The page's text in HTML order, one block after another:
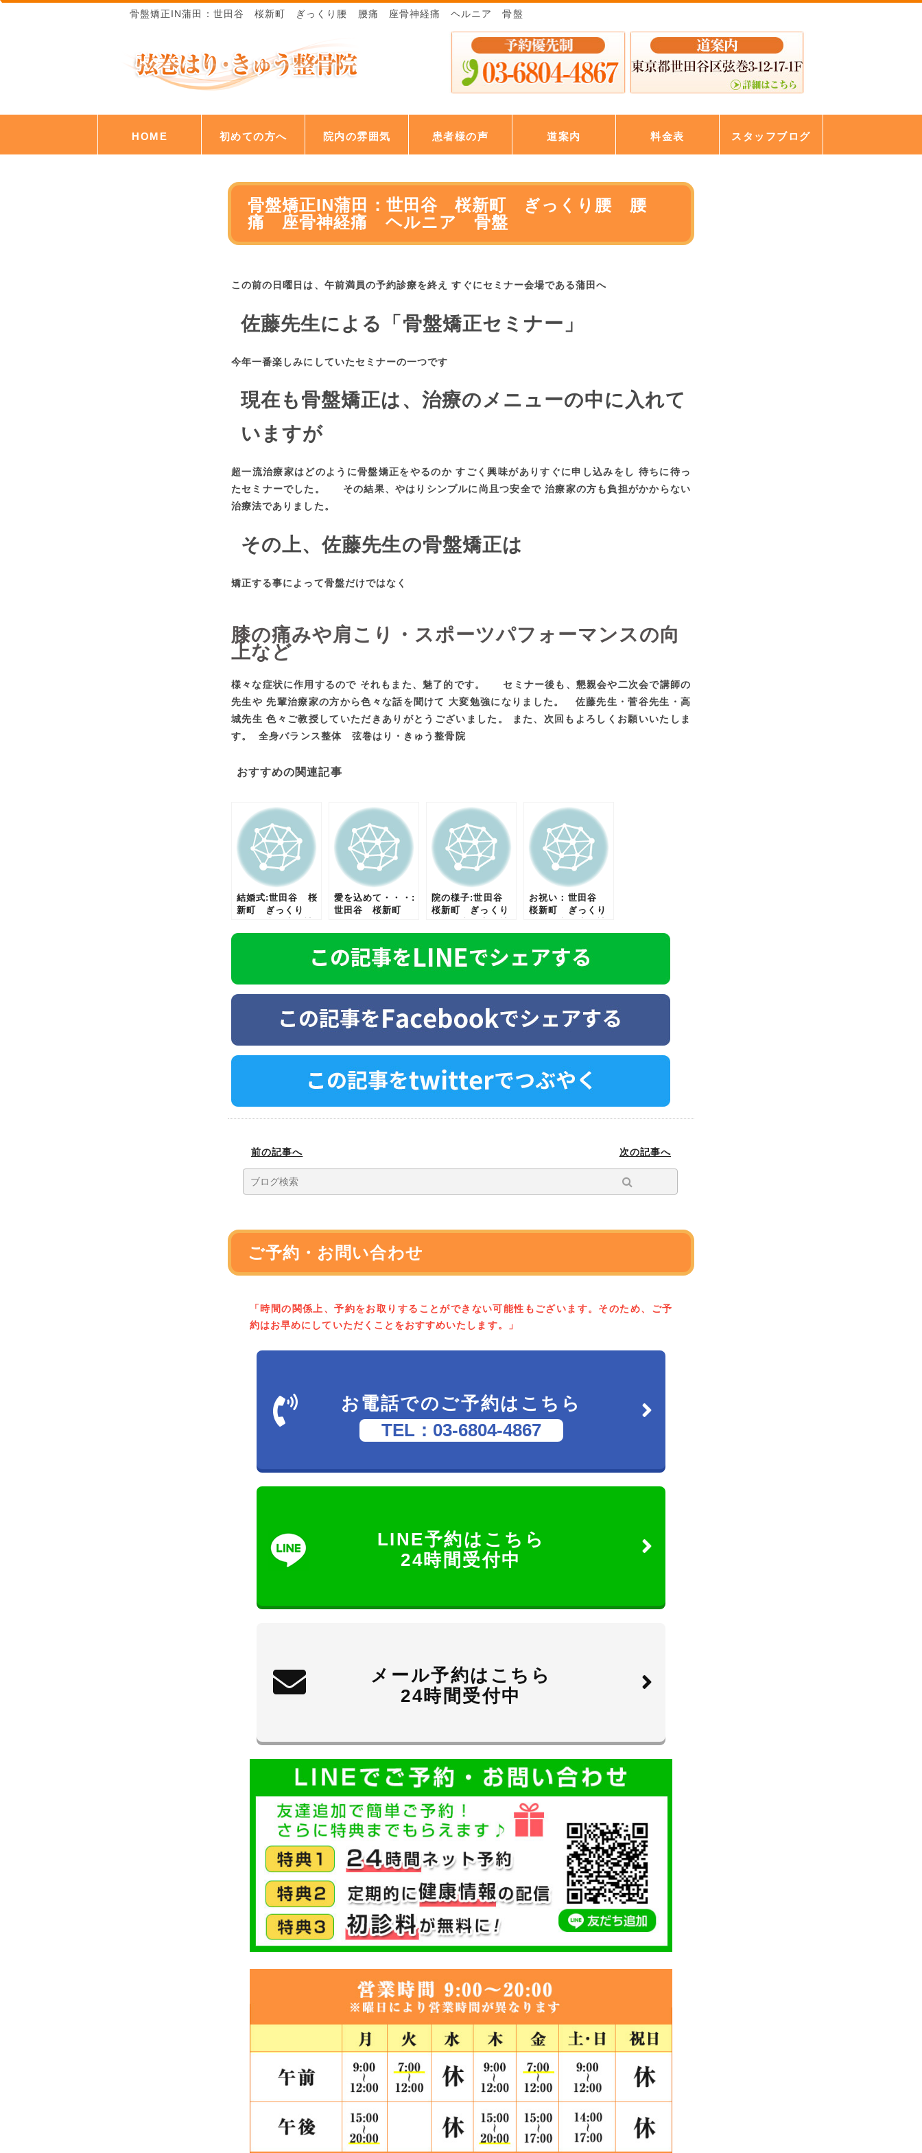
骨盤矯正IN蒲田：世田谷 桜新町 ぎっくり腰 腰痛 座骨神経痛 ヘルニア 骨盤
HOME 初めての方へ 院内の雰囲気 患者様の声 道案内 料金表 スタッフブログ
骨盤矯正IN蒲田：世田谷 桜新町 ぎっくり腰 腰
痛 座骨神経痛 ヘルニア 骨盤
この前の日曜日は、午前満員の予約診療を終え すぐにセミナー会場である蒲田へ
佐藤先生による「骨盤矯正セミナー」
今年一番楽しみにしていたセミナーの一つです
現在も骨盤矯正は、治療のメニューの中に入れて
いますが
超一流治療家はどのように骨盤矯正をやるのか すごく興味がありすぐに申し込みをし 待ちに待っ
たセミナーでした。 その結果、やはりシンプルに尚且つ安全で 治療家の方も負担がかからない
治療法でありました。
その上、佐藤先生の骨盤矯正は
矯正する事によって骨盤だけではなく
膝の痛みや肩こり・スポーツパフォーマンスの向
上など
様々な症状に作用するので それもまた、魅了的です。 セミナー後も、懇親会や二次会で講師の
先生や 先輩治療家の方から色々な話を聞けて 大変勉強になりました。 佐藤先生・菅谷先生・高
城先生 色々ご教授していただきありがとうございました。 また、次回もよろしくお願いいたしま
す。
全身バランス整体 弦巻はり・きゅう整骨院
おすすめの関連記事
結婚式:世田谷 桜
新町 ぎっくり
経痛 ヘルニア
愛を込めて・・・:
世田谷 桜新町
くり腰 ヘルニ
ア 坐骨神経痛
骨盤矯正 むち打
院の様子:世田谷
桜新町 ぎっくり
経痛 ヘルニア
骨盤矯正
お祝い：世田谷
桜新町 ぎっくり
経痛 ヘルニア
骨盤矯正
前の記事へ 次の記事へ
ご予約・お問い合わせ
「時間の関係上、予約をお取りすることができない可能性もございます。そのため、ご予
約はお早めにしていただくことをおすすめいたします。」
お電話でのご予約はこちら
TEL：03-6804-4867
LINE予約はこちら
24時間受付中
メール予約はこちら
24時間受付中